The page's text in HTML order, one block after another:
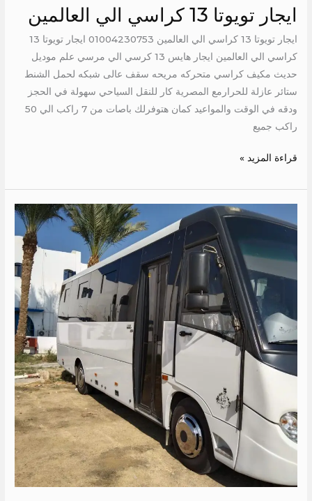
ايجار تويوتا 13 كراسي الي العالمين
ايجار تويوتا 13 كراسي الي العالمين 01004230753 ايجار تويوتا 13
كراسي الي العالمين ايجار هايس 13 كرسي الي مرسي علم موديل
حديث مكيف كراسي متحركه مريحه سقف عالى شبكه لحمل الشنط
ستائر عازلة للحرارمع المصرية كار للنقل السياحي سهولة في الحجز
ودقه في الوقت والمواعيد كمان هتوفرلك باصات من 7 راكب الي 50
راكب جميع
قراءة المزيد »
ميتسوبيشي
كرسي
الي